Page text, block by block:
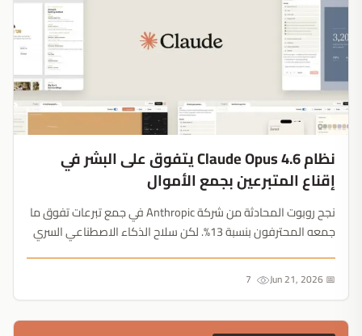
نظام Claude Opus 4.6 يتفوق على البشر في
إقناع المتبرعين بجمع الأموال
نجح روبوت المحادثة من شركة Anthropic في جمع تبرعات تفوق ما
جمعه المحترفون بنسبة 13%. لكن سلاح الذكاء الاصطناعي السري
📅 Jun 21, 2026